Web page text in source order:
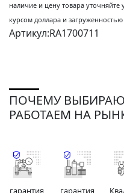
наличие и цену товара
курсом доллара и загруженностью
Артикул:RA1700711
ПОЧЕМУ
РАБОТАЕМ НА
гарантия
гарантия